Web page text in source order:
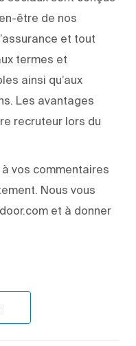
être de nos
et tout
termes et
ainsi qu’aux
Les avantages
recruteur lors du
vos commentaires
Nous vous
et à donner